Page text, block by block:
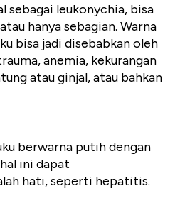
sebagai leukonychia, bisa
hanya sebagian. Warna
bisa jadi disebabkan oleh
anemia, kekurangan
atau ginjal, atau bahkan
berwarna putih dengan
ini dapat
hati, seperti hepatitis.